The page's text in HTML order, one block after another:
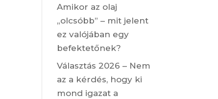
Amikor az olaj
„olcsóbb” – mit jelent
ez valójában egy
befektetőnek?
Választás 2026 – Nem
az a kérdés, hogy ki
mond igazat a